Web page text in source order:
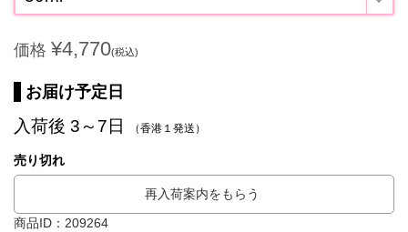
価格 ¥4,770(税込)
お届け予定日
入荷後 3～7日 （香港１発送）
売り切れ
再入荷案内をもらう
商品ID：209264